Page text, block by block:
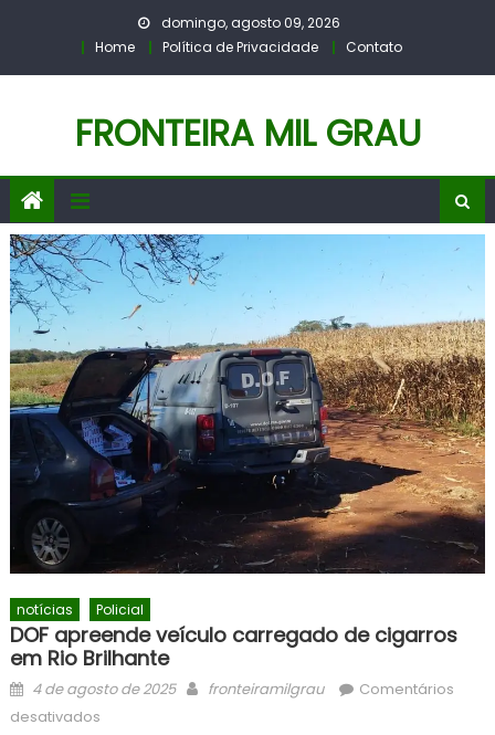
domingo, agosto 09, 2026
Home
Política de Privacidade Contato
FRONTEIRA MIL GRAU
notícias Policial
DOF apreende veículo carregado de cigarros
em Rio Brilhante
Posted
on
4 de agosto de 2025 Author
fronteiramilgrau
Comentários
desativadosem